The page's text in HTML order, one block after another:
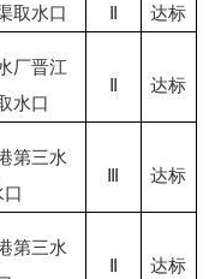
取水口 Ⅱ 达标
厂晋江
水口
Ⅱ 达标
第三水
Ⅲ 达标
第三水
Ⅱ 达标